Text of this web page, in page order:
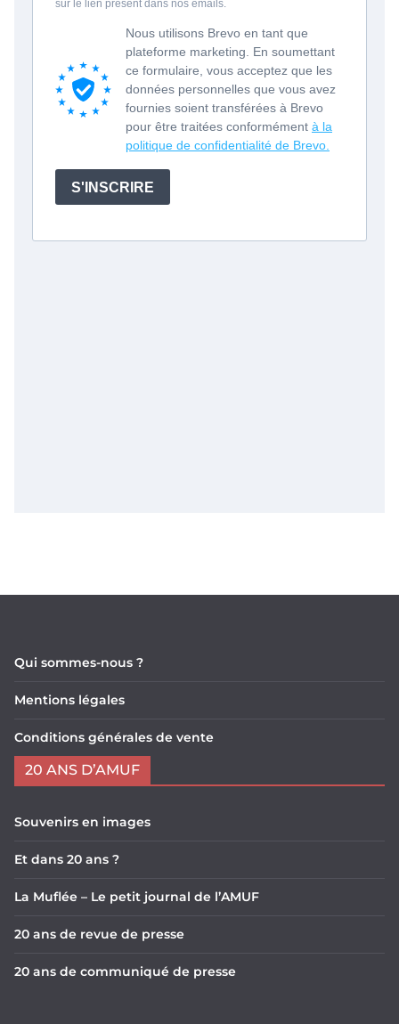
Qui sommes-nous ?
Mentions légales
Conditions générales de vente
20 ANS D’AMUF
Souvenirs en images
Et dans 20 ans ?
La Muflée – Le petit journal de l’AMUF
20 ans de revue de presse
20 ans de communiqué de presse